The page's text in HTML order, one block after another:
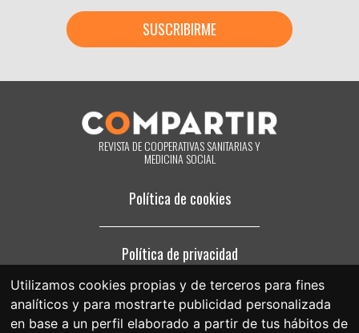
Utilizamos cookies propias y de terceros para fines
analíticos y para mostrarte publicidad personalizada
en base a un perfil elaborado a partir de tus hábitos de
tratando sus datos personales y a revocar cuando lo desee, con efecto
inmediato, su consentimiento para ello. También puede acceder a sus
datos personales, rectificar los que sean inexactos o solicitar su
fueron recogidos. Al hacer clic acepta expresamente que podamos
cambiar de opinión en cualquier momento haciendo clic en el enlace
«darme de baja» que hay en el pie de página de cualquier correo
electrónico que reciba de nuestra parte, o poniéndose en contacto
con nosotros en el correo electrónico compartir@fespriu.org.
REVISTA DE COOPERATIVAS SANITARIAS Y
MEDICINA SOCIAL
Política de cookies
Política de privacidad
Aviso legal